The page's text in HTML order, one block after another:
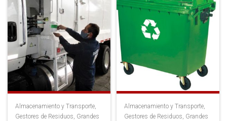
Almacenamiento y Transporte,
Gestores de Residuos, Grandes
Almacenamiento y Transporte,
Gestores de Residuos, Grandes